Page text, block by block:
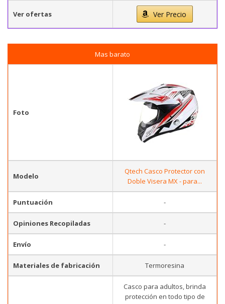
Ver ofertas Ver Precio
Mas barato
Foto
Modelo
Qtech Casco Protector con
Doble Visera MX - para...
Puntuación -
Opiniones Recopiladas -
Envío -
Materiales de fabricación Termoresina
Casco para adultos, brinda
protección en todo tipo de